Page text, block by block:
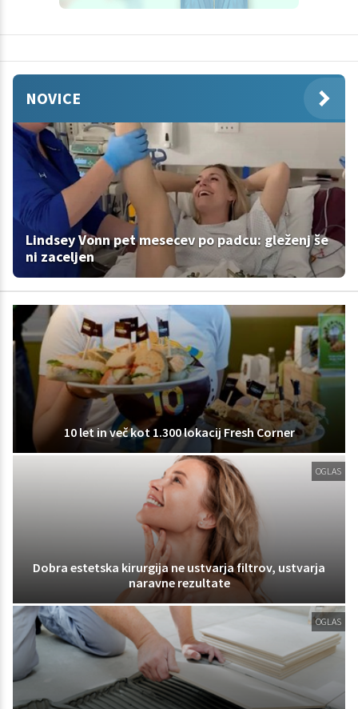
NOVICE
Lindsey Vonn pet mesecev po padcu: gleženj še
ni zaceljen
10 let in več kot 1.300 lokacij Fresh Corner
OGLAS
Dobra estetska kirurgija ne ustvarja filtrov, ustvarja
naravne rezultate
OGLAS